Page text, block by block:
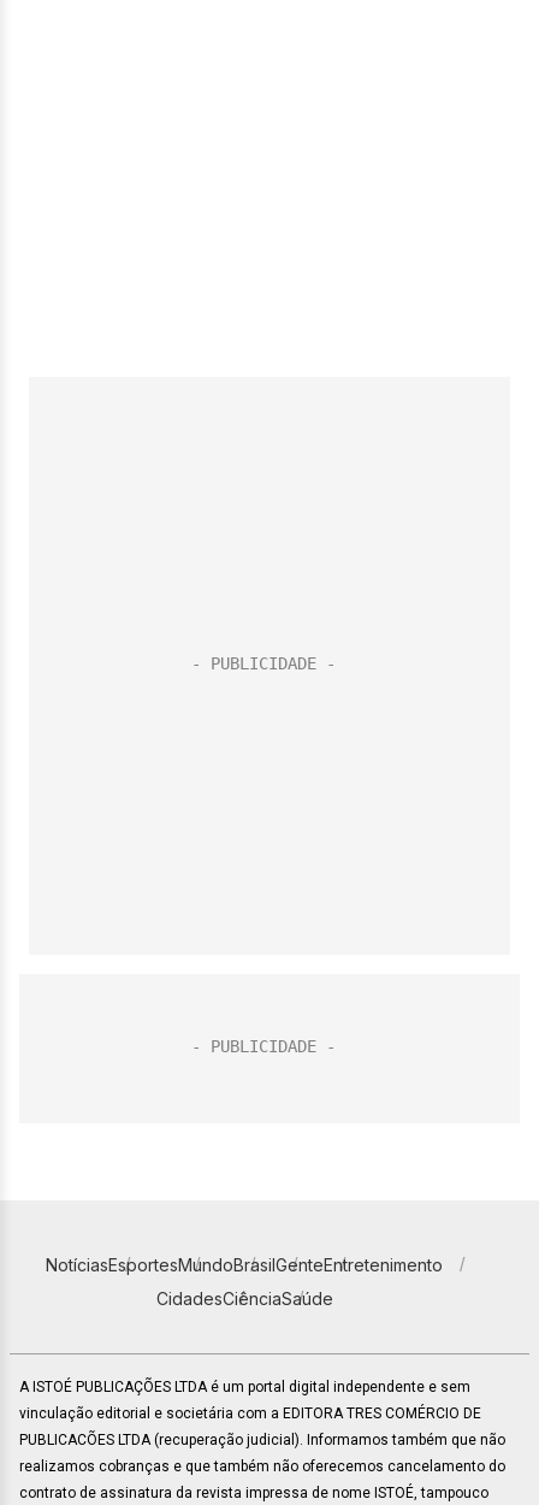
NotíciasEsportesMundoBrasilGenteEntretenimento
CidadesCiênciaSaúde
A ISTOÉ PUBLICAÇÕES LTDA é um portal digital independente e sem
vinculação editorial e societária com a EDITORA TRES COMÉRCIO DE
PUBLICACÕES LTDA (recuperação judicial). Informamos também que não
realizamos cobranças e que também não oferecemos cancelamento do
contrato de assinatura da revista impressa de nome ISTOÉ, tampouco